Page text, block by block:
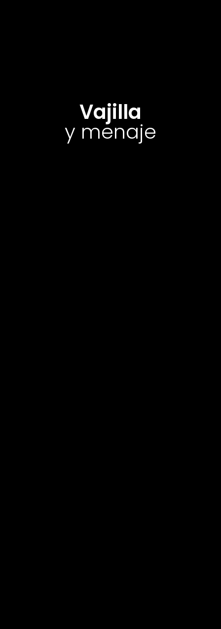
Vajilla
y menaje